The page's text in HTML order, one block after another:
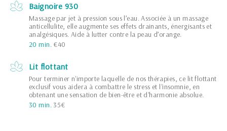
Baignoire 930
Massage par jet à pression sous l’eau. Associée à un massage
anticellulite, elle augmente ses effets drainants, énergisants et
analgésiques. Aide à lutter contre la peau d’orange.
20 min. €40
Lit flottant
Pour terminer n'importe laquelle de nos thérapies, ce lit flottant
exclusif vous aidera à combattre le stress et l'insomnie, en
obtenant une sensation de bien-être et d'harmonie absolue.
30 min.35€